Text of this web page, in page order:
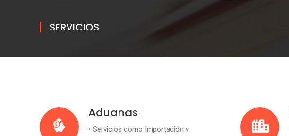
SERVICIOS
Aduanas
• Servicios como Importación y